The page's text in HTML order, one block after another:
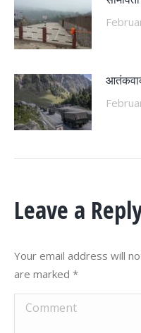
Leave a
Your email address will
are marked *
Comment